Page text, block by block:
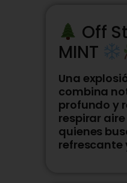
Off
MINT
Una
combina
profundo y
respirar
quienes
refrescante